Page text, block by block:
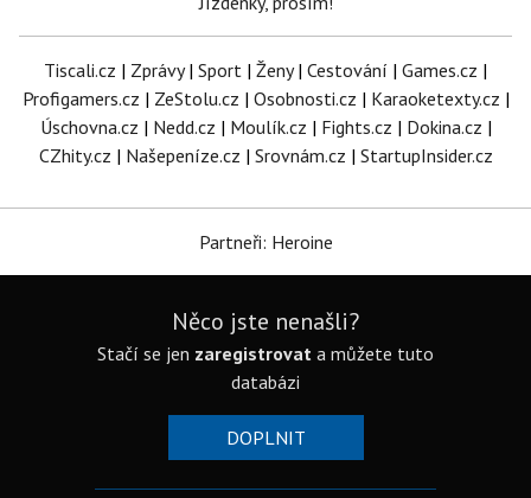
Tiscali.cz | Zprávy| Sport | Ženy| Cestování | Games.cz |
Profigamers.cz | ZeStolu.cz | Osobnosti.cz | Karaoketexty.cz |
Úschovna.cz | Nedd.cz | Moulík.cz | Fights.cz | Dokina.cz |
CZhity.cz | Našepeníze.cz | Srovnám.cz | StartupInsider.cz
Partneři: Heroine
Něco jste nenašli?
Stačí se jen zaregistrovat a můžete tuto
databázi
DOPLNIT